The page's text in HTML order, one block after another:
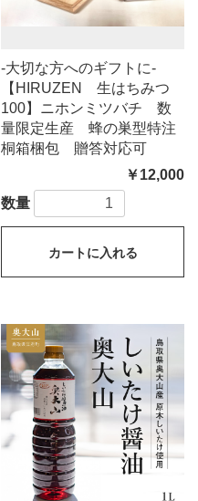
-大切な方へのギフトに-
【HIRUZEN 生はちみつ
100】ニホンミツバチ 数
量限定生産 蜂の巣型特注
桐箱梱包 贈答対応可
￥12,000
数量
カートに入れる